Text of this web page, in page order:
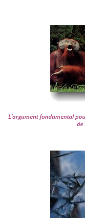
L’argument fon­da­men­tal
de